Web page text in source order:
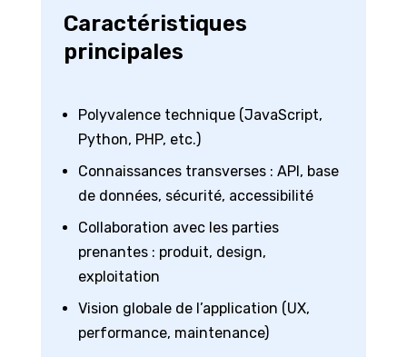
Caractéristiques
principales
Polyvalence technique (JavaScript,
Python, PHP, etc.)
Connaissances transverses : API, base
de données, sécurité, accessibilité
Collaboration avec les parties
prenantes : produit, design,
exploitation
Vision globale de l’application (UX,
performance, maintenance)